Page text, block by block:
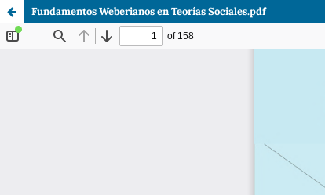
Fundamentos Weberianos en Teorías Sociales.pdf